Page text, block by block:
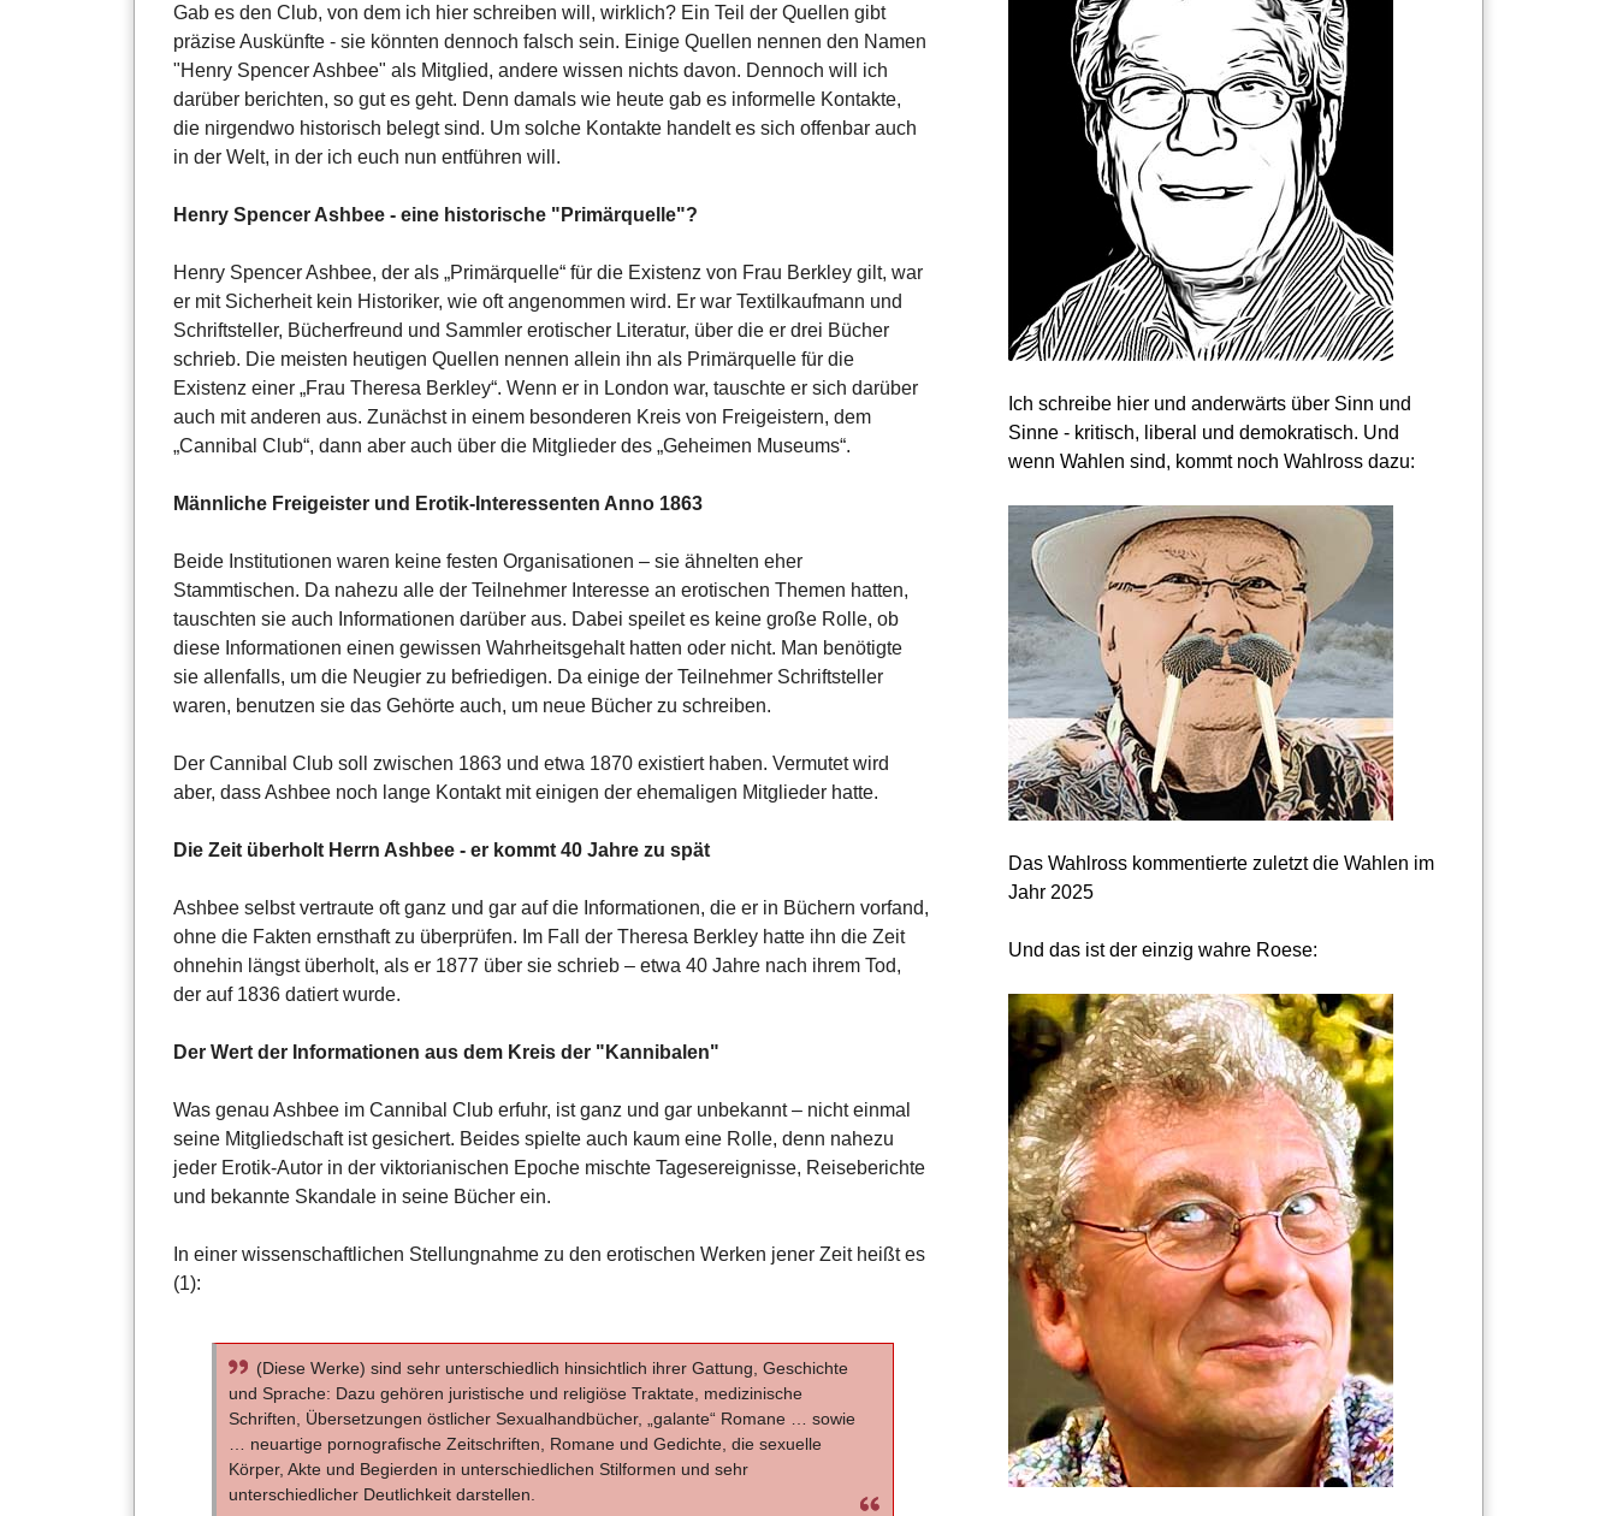
Gab es den Club, von dem ich hier schreiben will, wirklich? Ein Teil der Quellen gibt
präzise Auskünfte - sie könnten dennoch falsch sein. Einige Quellen nennen den Namen
"Henry Spencer Ashbee" als Mitglied, andere wissen nichts davon. Dennoch will ich
darüber berichten, so gut es geht. Denn damals wie heute gab es informelle Kontakte,
die nirgendwo historisch belegt sind. Um solche Kontakte handelt es sich offenbar auch
in der Welt, in der ich euch nun entführen will.
Henry Spencer Ashbee - eine historische "Primärquelle"?
Henry Spencer Ashbee, der als „Primärquelle“ für die Existenz von Frau Berkley gilt, war
er mit Sicherheit kein Historiker, wie oft angenommen wird. Er war Textilkaufmann und
Schriftsteller, Bücherfreund und Sammler erotischer Literatur, über die er drei Bücher
schrieb. Die meisten heutigen Quellen nennen allein ihn als Primärquelle für die
Existenz einer „Frau Theresa Berkley“. Wenn er in London war, tauschte er sich darüber
auch mit anderen aus. Zunächst in einem besonderen Kreis von Freigeistern, dem
„Cannibal Club“, dann aber auch über die Mitglieder des „Geheimen Museums“.
Männliche Freigeister und Erotik-Interessenten Anno 1863
Beide Institutionen waren keine festen Organisationen – sie ähnelten eher
Stammtischen. Da nahezu alle der Teilnehmer Interesse an erotischen Themen hatten,
tauschten sie auch Informationen darüber aus. Dabei speilet es keine große Rolle, ob
diese Informationen einen gewissen Wahrheitsgehalt hatten oder nicht. Man benötigte
sie allenfalls, um die Neugier zu befriedigen. Da einige der Teilnehmer Schriftsteller
waren, benutzen sie das Gehörte auch, um neue Bücher zu schreiben.
Der Cannibal Club soll zwischen 1863 und etwa 1870 existiert haben. Vermutet wird
aber, dass Ashbee noch lange Kontakt mit einigen der ehemaligen Mitglieder hatte.
Die Zeit überholt Herrn Ashbee - er kommt 40 Jahre zu spät
Ashbee selbst vertraute oft ganz und gar auf die Informationen, die er in Büchern vorfand,
ohne die Fakten ernsthaft zu überprüfen. Im Fall der Theresa Berkley hatte ihn die Zeit
ohnehin längst überholt, als er 1877 über sie schrieb – etwa 40 Jahre nach ihrem Tod,
der auf 1836 datiert wurde.
Der Wert der Informationen aus dem Kreis der "Kannibalen"
Was genau Ashbee im Cannibal Club erfuhr, ist ganz und gar unbekannt – nicht einmal
seine Mitgliedschaft ist gesichert. Beides spielte auch kaum eine Rolle, denn nahezu
jeder Erotik-Autor in der viktorianischen Epoche mischte Tagesereignisse, Reiseberichte
und bekannte Skandale in seine Bücher ein.
In einer wissenschaftlichen Stellungnahme zu den erotischen Werken jener Zeit heißt es
(1):
(Diese Werke) sind sehr unterschiedlich hinsichtlich ihrer Gattung, Geschichte
und Sprache: Dazu gehören juristische und religiöse Traktate, medizinische
Schriften, Übersetzungen östlicher Sexualhandbücher, „galante“ Romane … sowie
… neuartige pornografische Zeitschriften, Romane und Gedichte, die sexuelle
Körper, Akte und Begierden in unterschiedlichen Stilformen und sehr
unterschiedlicher Deutlichkeit darstellen.
Ich schreibe hier und anderwärts über Sinn und
Sinne - kritisch, liberal und demokratisch. Und
wenn Wahlen sind, kommt noch Wahlross dazu:
Das Wahlross kommentierte zuletzt die Wahlen im
Jahr 2025
Und das ist der einzig wahre Roese: